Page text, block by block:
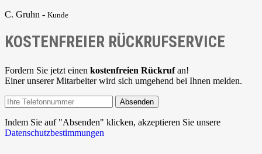
C. Gruhn - Kunde
KOSTENFREIER RÜCKRUFSERVICE
Fordern Sie jetzt einen kostenfreien Rückrufan!
Einer unserer Mitarbeiter wird sich umgehend bei Ihnen melden.
Absenden
Indem Sie auf "Absenden" klicken, akzeptieren Sie unsere
Datenschutzbestimmungen